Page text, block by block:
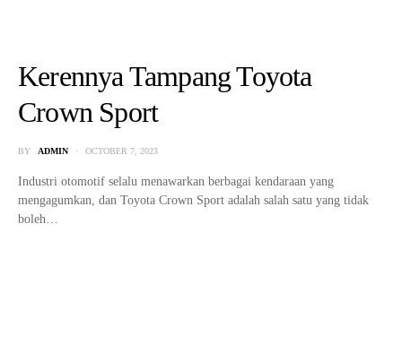
Kerennya Tampang Toyota
Crown Sport
BY ADMIN OCTOBER 7, 2023
Industri otomotif selalu menawarkan berbagai kendaraan yang
mengagumkan, dan Toyota Crown Sport adalah salah satu yang tidak
boleh…